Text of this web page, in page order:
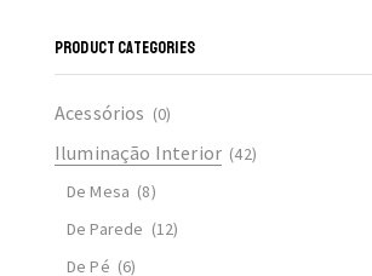
PRODUCT CATEGORIES
Acessórios (0)
Iluminação Interior (42)
De Mesa (8)
De Parede (12)
De Pé (6)